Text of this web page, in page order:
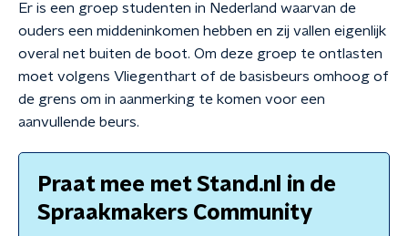
Er is een groep studenten in Nederland waarvan de
ouders een middeninkomen hebben en zij vallen eigenlijk
overal net buiten de boot. Om deze groep te ontlasten
moet volgens Vliegenthart of de basisbeurs omhoog of
de grens om in aanmerking te komen voor een
aanvullende beurs.
Praat mee met Stand.nl in de
Spraakmakers Community